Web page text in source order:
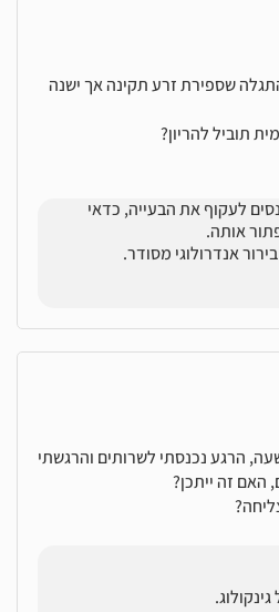
שספירת זרע תקינה אך ישנה
תוביל להריון?
לעקוף את הבעייה, כדאי
אותה.
אנדרולוגי מסודר.
הרגע נכנסתי לשרותים והרגשתי
האם זה ייתכן?